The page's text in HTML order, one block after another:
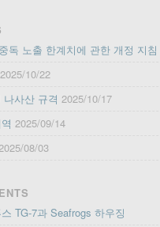
독 노출 한계치에 관한 개정 지침
2025/10/22
사산 규격 2025/10/17
2025/09/14
08/03
TG-7과 Seafrogs 하우징